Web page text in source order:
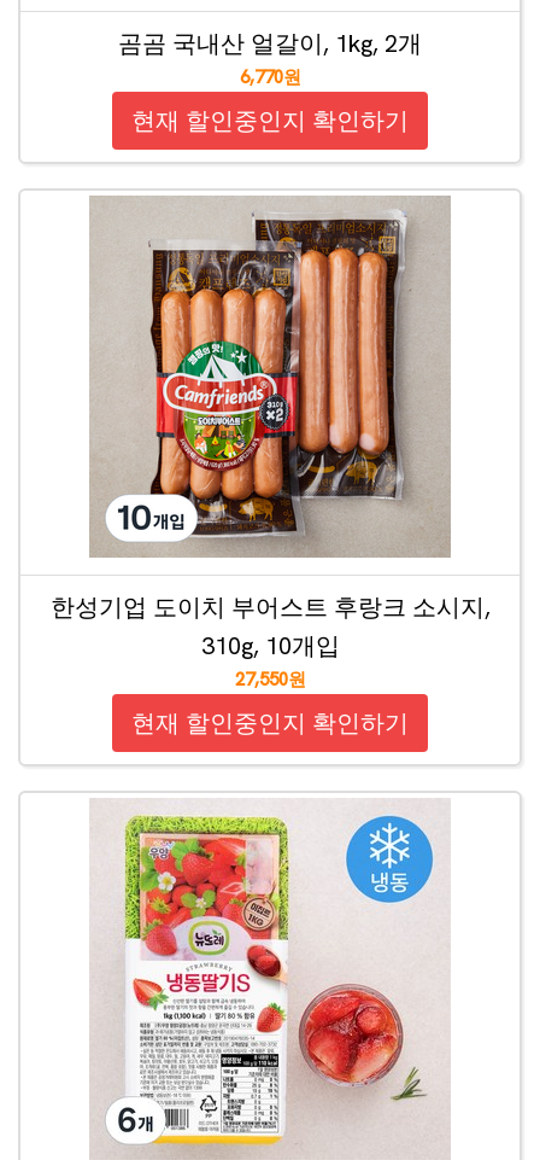
곰곰 국내산 얼갈이, 1kg, 2개
6,770원
현재 할인중인지 확인하기
한성기업 도이치 부어스트 후랑크 소시지,
310g, 10개입
27,550원
현재 할인중인지 확인하기